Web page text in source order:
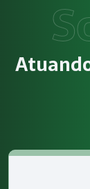
Empresas que
A Megatrab -